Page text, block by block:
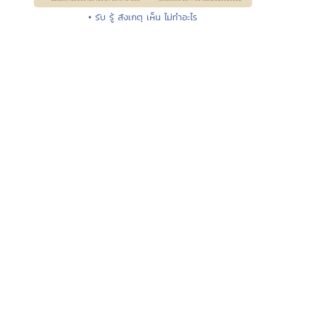
• รับ รู้ สังเกตุ เห็น ไม่ทำอะไร